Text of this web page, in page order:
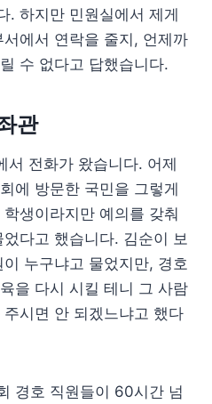
. 하지만 민원실에서 제게
에서 연락을 줄지, 언제까
수 없다고 답했습니다.
관
서 전화가 왔습니다. 어제
에 방문한 국민을 그렇게
생이라지만 예의를 갖춰
다고 했습니다. 김순이 보
누구냐고 물었지만, 경호
을 다시 시킬 테니 그 사람
시면 안 되겠느냐고 했다
경호 직원들이 60시간 넘